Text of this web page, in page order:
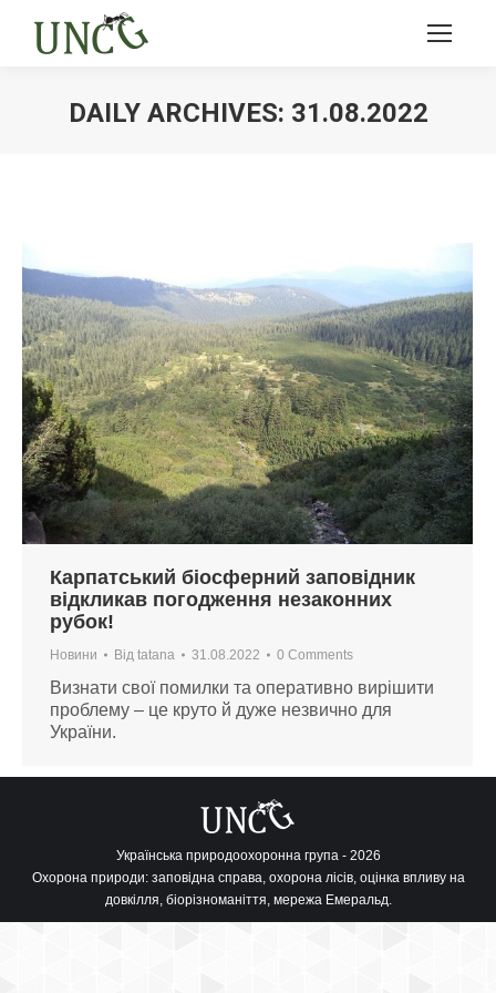
DAILY ARCHIVES: 31.08.2022
Карпатський біосферний заповідник
відкликав погодження незаконних
рубок!
Новини Від tatana 31.08.2022 0 Comments
Визнати свої помилки та оперативно вирішити
проблему – це круто й дуже незвично для
України.
Українська природоохоронна група - 2026
Охорона природи: заповідна справа, охорона лісів, оцінка впливу на
довкілля, біорізноманіття, мережа Емеральд.